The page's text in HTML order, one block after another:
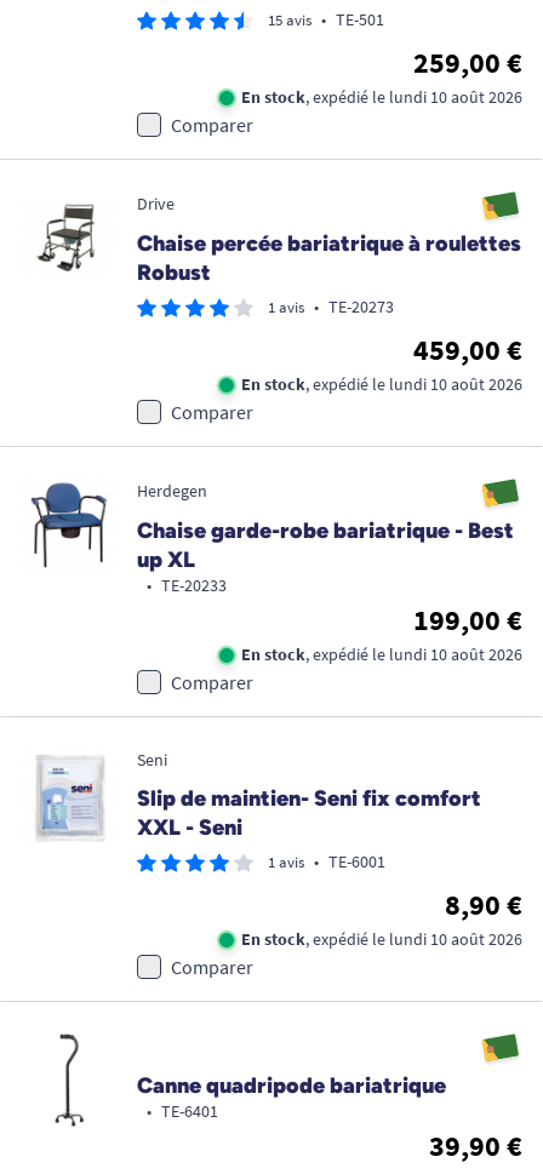
15 avis • TE-501
259,00 €
En stock, expédié le lundi 10 août 2026
Comparer
Drive
Chaise percée bariatrique à roulettes
Robust
1 avis • TE-20273
459,00 €
En stock, expédié le lundi 10 août 2026
Comparer
Herdegen
Chaise garde-robe bariatrique - Best
up XL
• TE-20233
199,00 €
En stock, expédié le lundi 10 août 2026
Comparer
Seni
Slip de maintien- Seni fix comfort
XXL - Seni
1 avis • TE-6001
8,90 €
En stock, expédié le lundi 10 août 2026
Comparer
Canne quadripode bariatrique
• TE-6401
39,90 €